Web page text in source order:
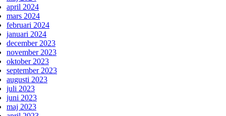
april 2024
mars 2024
februari 2024
januari 2024
december 2023
november 2023
oktober 2023
september 2023
augusti 2023
juli 2023
juni 2023
maj 2023